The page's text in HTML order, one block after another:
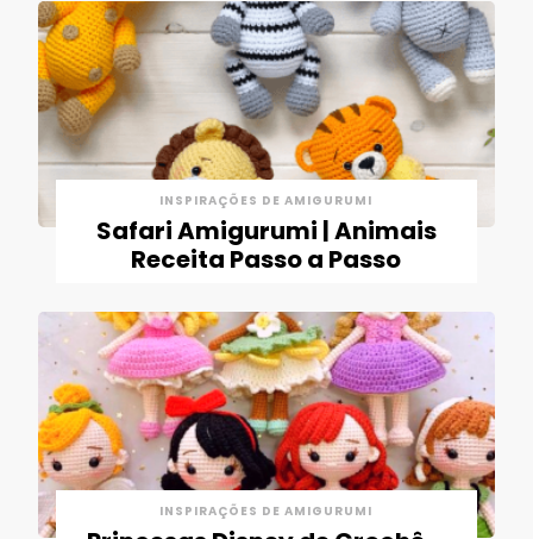
INSPIRAÇÕES DE AMIGURUMI
Safari Amigurumi | Animais
Receita Passo a Passo
INSPIRAÇÕES DE AMIGURUMI